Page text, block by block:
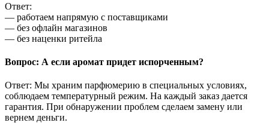
Ответ:
— работаем напрямую с поставщиками
— без офлайн магазинов
— без наценки ритейла
Вопрос: А если аромат придет испорченным?
Ответ: Мы храним парфюмерию в специальных условиях,
соблюдаем температурный режим. На каждый заказ дается
гарантия. При обнаружении проблем сделаем замену или
вернем деньги.